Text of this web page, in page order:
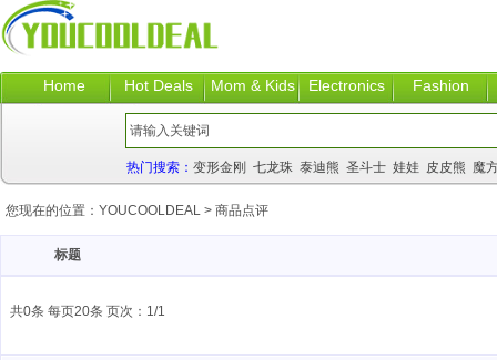
Home Hot Deals Mom & Kids Electronics Fashion
热门搜索： 变形金刚 七龙珠 泰迪熊 圣斗士 娃娃 皮皮熊 魔
您现在的位置： YOUCOOLDEAL > 商品点评
标题
共0条 每页20条 页次：1/1